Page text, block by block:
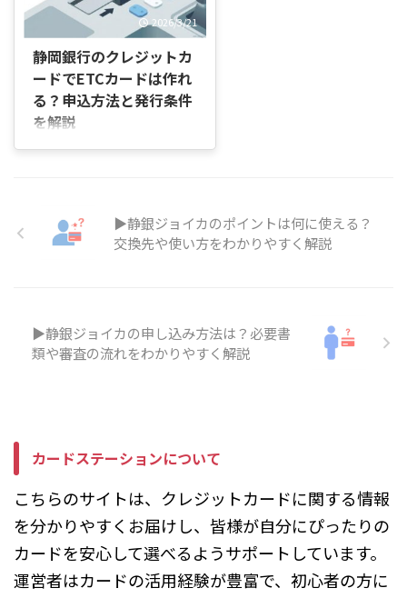
商カードを提示して入っていく人
を見たりして、「自分も利用でき
るの？」「どんな条件がある
の？」と調べる方も多いですよ
ね。 ただ、東武カードと外商カ
ード、お得意様制度の違いは少し
分かりにくく、「結局どのカード
2026/3/21
静岡銀行のクレジットカ
ードでETCカードは作れ
る？申込方法と発行条件
を解説
はじめに 「静岡銀行のクレジッ
「年会費や発行条件も知っておき
たい」と感じている方も多いので
はないでしょうか。 実際にETCカ
いなど、具体的なメリットが気に
なりますよね。 結論として、静
岡銀行のクレジットカードを利用
▶静銀ジョイカのポイントは何に使える？
交換先や使い方をわかりやすく解説
▶静銀ジョイカの申し込み方法は？必要書
類や審査の流れをわかりやすく解説
カードステーションについて
こちらのサイトは、クレジットカードに関する情報
を分かりやすくお届けし、皆様が自分にぴったりの
カードを安心して選べるようサポートしています。
運営者はカードの活用経験が豊富で、初心者の方に